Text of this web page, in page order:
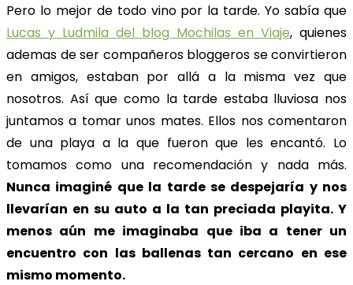
Pero lo mejor de todo vino por la tarde. Yo sabía que
Lucas y Ludmila del blog Mochilas en Viaje, quienes
ademas de ser compañeros bloggeros se convirtieron
en amigos, estaban por allá a la misma vez que
nosotros. Así que como la tarde estaba lluviosa nos
juntamos a tomar unos mates. Ellos nos comentaron
de una playa a la que fueron que les encantó. Lo
tomamos como una recomendación y nada más.
Nunca imaginé que la tarde se despejaría y nos
llevarían en su auto a la tan preciada playita. Y
menos aún me imaginaba que iba a tener un
encuentro con las ballenas tan cercano en ese
mismo momento.